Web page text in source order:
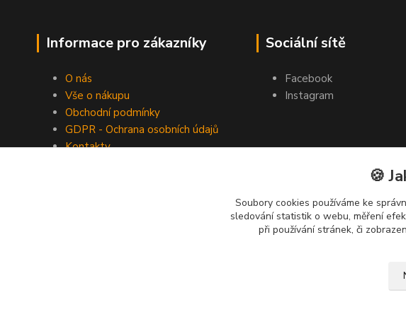
Informace pro zákazníky
O nás
Vše o nákupu
Obchodní podmínky
GDPR - Ochrana osobních údajů
Kontakty
Sociální sítě
Facebook
Instagram
🍪
Soubory cookies používáme ke
sledování statistik o webu, měření
při používání stránek, či